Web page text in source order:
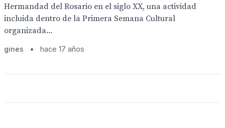
Hermandad del Rosario en el siglo XX, una actividad
incluida dentro de la Primera Semana Cultural
organizada...
gines • hace 17 años